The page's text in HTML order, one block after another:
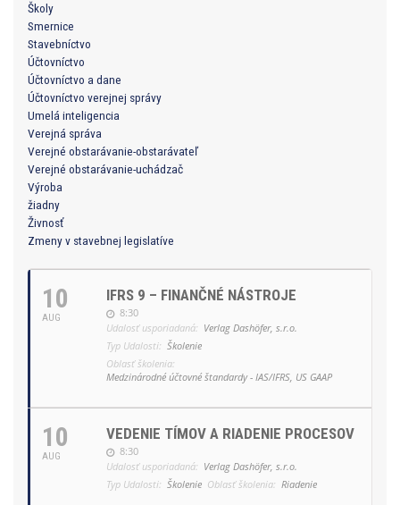
Školy
Smernice
Stavebníctvo
Účtovníctvo
Účtovníctvo a dane
Účtovníctvo verejnej správy
Umelá inteligencia
Verejná správa
Verejné obstarávanie-obstarávateľ
Verejné obstarávanie-uchádzač
Výroba
žiadny
Živnosť
Zmeny v stavebnej legislatíve
10
AUG
IFRS 9 – FINANČNÉ NÁSTROJE
8:30
Udalosť usporiadaná: Verlag Dashöfer, s.r.o.
Typ Udalosti: Školenie
Oblasť školenia:
Medzinárodné účtovné štandardy - IAS/IFRS, US GAAP
10
AUG
VEDENIE TÍMOV A RIADENIE PROCESOV
8:30
Udalosť usporiadaná: Verlag Dashöfer, s.r.o.
Typ Udalosti: Školenie Oblasť školenia: Riadenie